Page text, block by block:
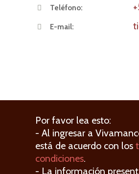
Teléfono:
E-mail:
Por favor lea esto:
- Al ingresar a
está de acuerdo con los
condiciones.
- La información